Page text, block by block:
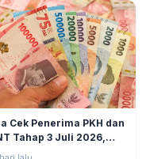
Cek Penerima PKH dan
Tahap 3 Juli 2026,